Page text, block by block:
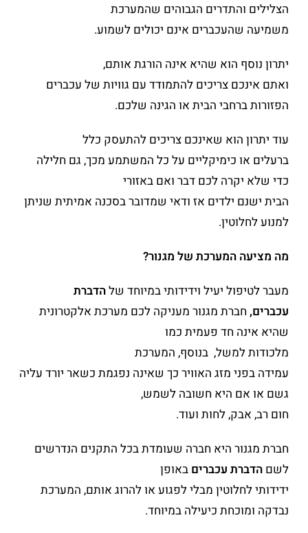
הצלילים והתדרים הגבוהים שהמערכת
משמיעה שהעכברים אינם יכולים לשמוע.
יתרון נוסף הוא שהיא אינה הורגת אותם,
ואתם אינכם צריכים להתמודד עם גוויות של עכברים
הפזורות ברחבי הבית או הגינה שלכם.
עוד יתרון הוא שאינכם צריכים להתעסק כלל
ברעלים או כימיקליים על כל המשתמע מכך, גם חלילה
כדי שלא יקרה לכם דבר ואם באזורי
הבית ישנם ילדים אז ודאי שמדובר בסכנה אמיתית שניתן
למנוע לחלוטין.
מה מציעה המערכת של מגנור?
מעבר לטיפול יעיל וידידותי במיוחד שלהדברת
עכברים, חברת מגנור מעניקה לכם מערכת אלקטרונית
שהיא אינה חד פעמית כמו
מלכודות למשל, בנוסף, המערכת
עמידה בפני מזג האוויר כך שאינה נפגמת כשאר יורד עליה
גשם או אם היא חשובה לשמש,
חום רב, אבק, לחות ועוד.
חברת מגנור היא חברה שעומדת בכל התקנים הנדרשים
לשם הדברת עכברים באופן
ידידותי לחלוטין מבלי לפגוע או להרוג אותם, המערכת
נבדקה ומוכחת כיעילה במיוחד.